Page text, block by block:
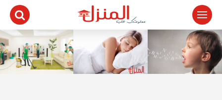
التجاوز
المحتوى